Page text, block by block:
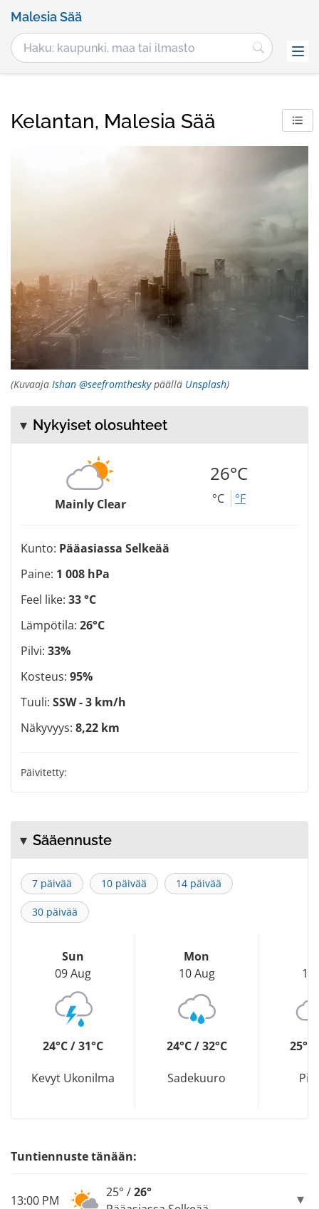
Malesia Sää
Kelantan, Malesia Sää
(Kuvaaja Ishan @seefromtheskypäällä Unsplash)
Nykyiset olosuhteet
Mainly Clear
26°C
°C °F
Kunto: Pääasiassa Selkeää
Paine: 1 008 hPa
Feel like: 33 °C
Lämpötila: 26°C
Pilvi: 33%
Kosteus: 95%
Tuuli: SSW - 3 km/h
Näkyvyys: 8,22 km
Päivitetty:
Sääennuste
7 päivää 10 päivää 14 päivää
30 päivää
Sun
09 Aug
24°C / 31°C
Kevyt Ukonilma
Mon
10 Aug
24°C / 32°C
Sadekuuro
11
25°C
Tuntiennuste tänään:
13:00 PM
25° /26°